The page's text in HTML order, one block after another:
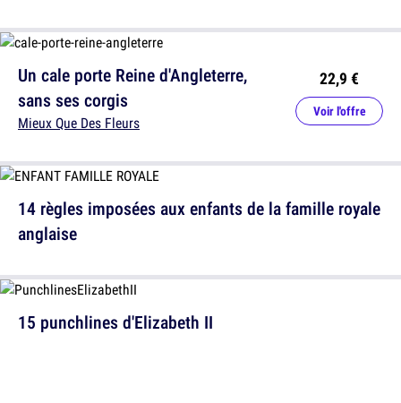
Un cale porte Reine d'Angleterre,
sans ses corgis
Mieux Que Des Fleurs
22,9 €
Voir l'offre
15 punchlines d'Elizabeth II
14 règles imposées aux enfants de la famille royale
anglaise